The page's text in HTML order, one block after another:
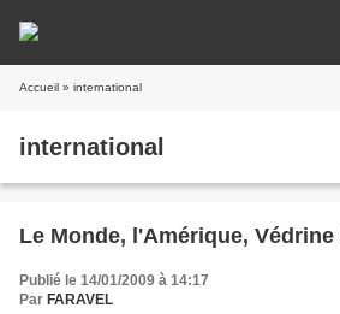
Accueil » international
international
Le Monde, l'Amérique, Védrine
Publié le 14/01/2009 à 14:17
Par FARAVEL